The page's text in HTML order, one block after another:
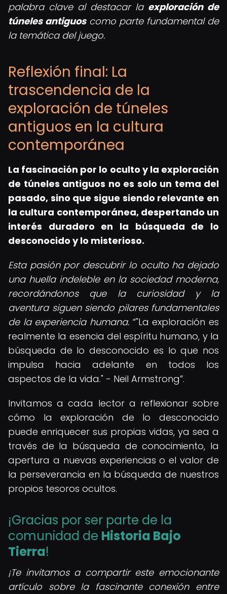
palabra clave al destacar la exploración de
túneles antiguoscomo parte fundamental de
la temática del juego.
Reflexión final: La
trascendencia de la
exploración de túneles
antiguos en la cultura
contemporánea
La fascinación por lo oculto y la exploración
de túneles antiguos no es solo un tema del
pasado, sino que sigue siendo relevante en
la cultura contemporánea, despertando un
interés duradero en la búsqueda de lo
desconocido y lo misterioso.
Esta pasión por descubrir lo oculto ha dejado
una huella indeleble en la sociedad moderna,
recordándonos que la curiosidad y la
aventura siguen siendo pilares fundamentales
de la experiencia humana. "La exploración es
realmente la esencia del espíritu humano, y la
búsqueda de lo desconocido es lo que nos
impulsa hacia adelante en todos los
aspectos de la vida." - Neil Armstrong .
Invitamos a cada lector a reflexionar sobre
cómo la exploración de lo desconocido
puede enriquecer sus propias vidas, ya sea a
través de la búsqueda de conocimiento, la
apertura a nuevas experiencias o el valor de
la perseverancia en la búsqueda de nuestros
propios tesoros ocultos.
¡Gracias por ser parte de la
comunidad de Historia Bajo
Tierra!
¡Te invitamos a compartir este emocionante
artículo sobre la fascinante conexión entre